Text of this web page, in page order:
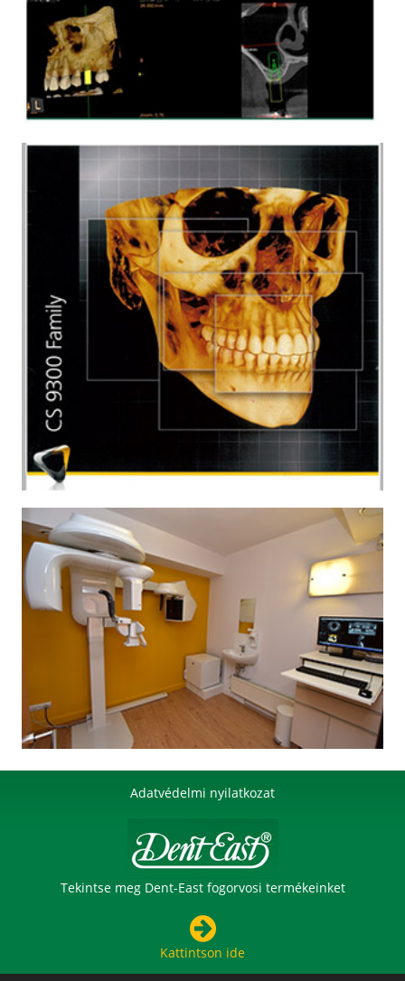
Adatvédelmi nyilatkozat
Tekintse meg Dent-East fogorvosi termékeinket
Kattintson ide